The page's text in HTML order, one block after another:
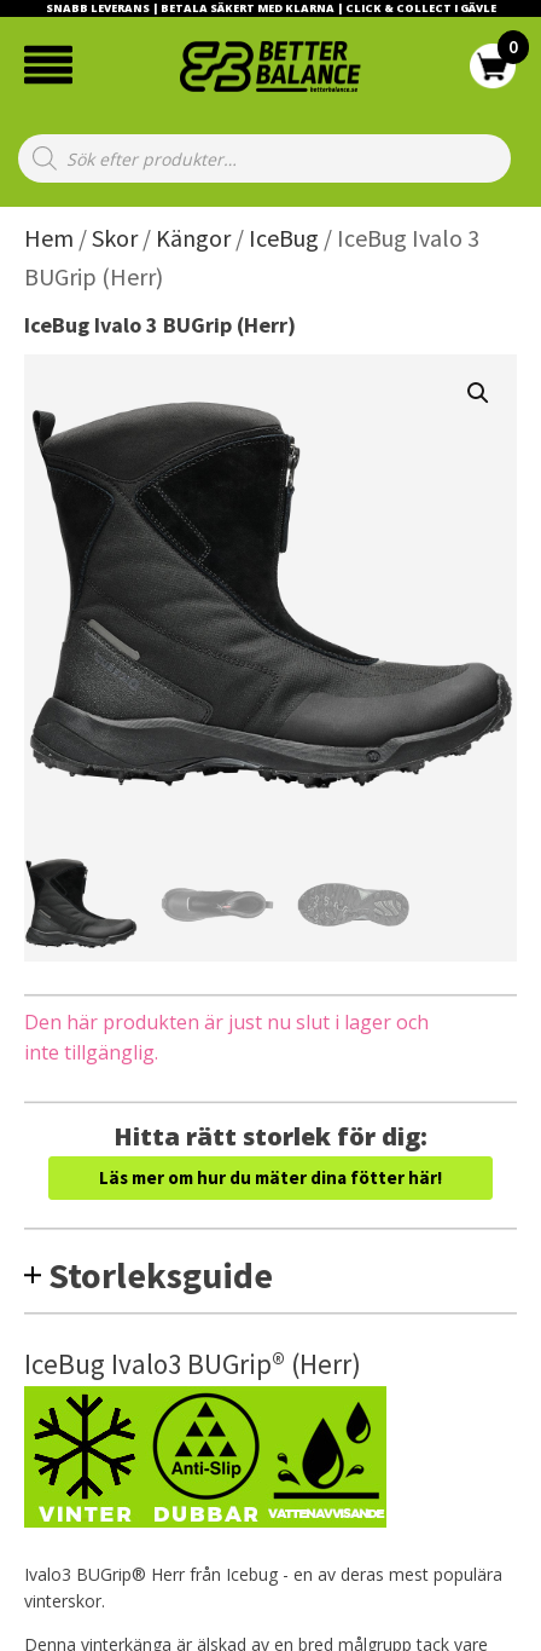
SNABB LEVERANS | BETALA SÄKERT MED KLARNA | CLICK & COLLECT I GÄVLE
Products
search
Hem /Skor/ Kängor/ IceBug / IceBug Ivalo 3
BUGrip (Herr)
IceBug Ivalo 3 BUGrip (Herr)
Den här produkten är just nu slut i lager och
inte tillgänglig.
Hitta rätt storlek för dig:
Läs mer om hur du mäter dina fötter här!
Storleksguide
IceBug Ivalo3 BUGrip® (Herr)
Ivalo3 BUGrip® Herr från Icebug - en av deras mest populära
vinterskor.
Denna vinterkänga är älskad av en bred målgrupp tack vare